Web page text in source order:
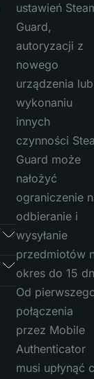
ustawień
Guard,
autoryzacji z
nowego
urządzenia lub
wykonaniu
innych
czynności
Guard może
nałożyć
ograniczenie
odbieranie i
wysyłanie
przedmiotów
okres do 15
Od
połączenia
przez Mobile
Authenticator
musi upłynąć